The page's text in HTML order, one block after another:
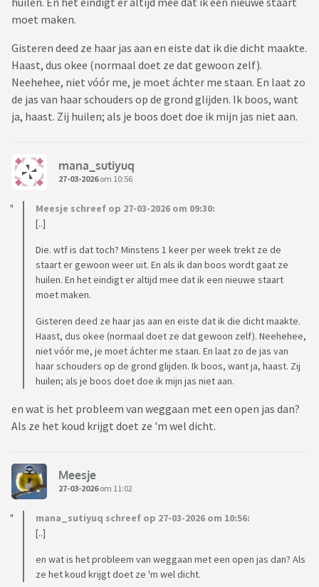
moet maken.
Gisteren deed ze haar jas aan en eiste dat ik die dicht maakte.
Haast, dus okee (normaal doet ze dat gewoon zelf).
Neehehee, niet vóór me, je moet áchter me staan. En laat zo
de jas van haar schouders op de grond glijden. Ik boos, want
ja, haast. Zij huilen; als je boos doet doe ik mijn jas niet aan.
mana_sutiyuq
27-03-2026om 10:56
Meesje schreef op 27-03-2026 om 09:30:
[..]
Die. wtf is dat toch? Minstens 1 keer per week trekt ze de
staart er gewoon weer uit. En als ik dan boos wordt gaat ze
huilen. En het eindigt er altijd mee dat ik een nieuwe staart
moet maken.
Gisteren deed ze haar jas aan en eiste dat ik die dicht maakte.
Haast, dus okee (normaal doet ze dat gewoon zelf). Neehehee,
niet vóór me, je moet áchter me staan. En laat zo de jas van
haar schouders op de grond glijden. Ik boos, want ja, haast. Zij
huilen; als je boos doet doe ik mijn jas niet aan.
en wat is het probleem van weggaan met een open jas dan?
Als ze het koud krijgt doet ze 'm wel dicht.
Meesje
27-03-2026om 11:02
mana_sutiyuq schreef op 27-03-2026 om 10:56:
[..]
en wat is het probleem van weggaan met een open jas dan? Als
ze het koud krijgt doet ze 'm wel dicht.